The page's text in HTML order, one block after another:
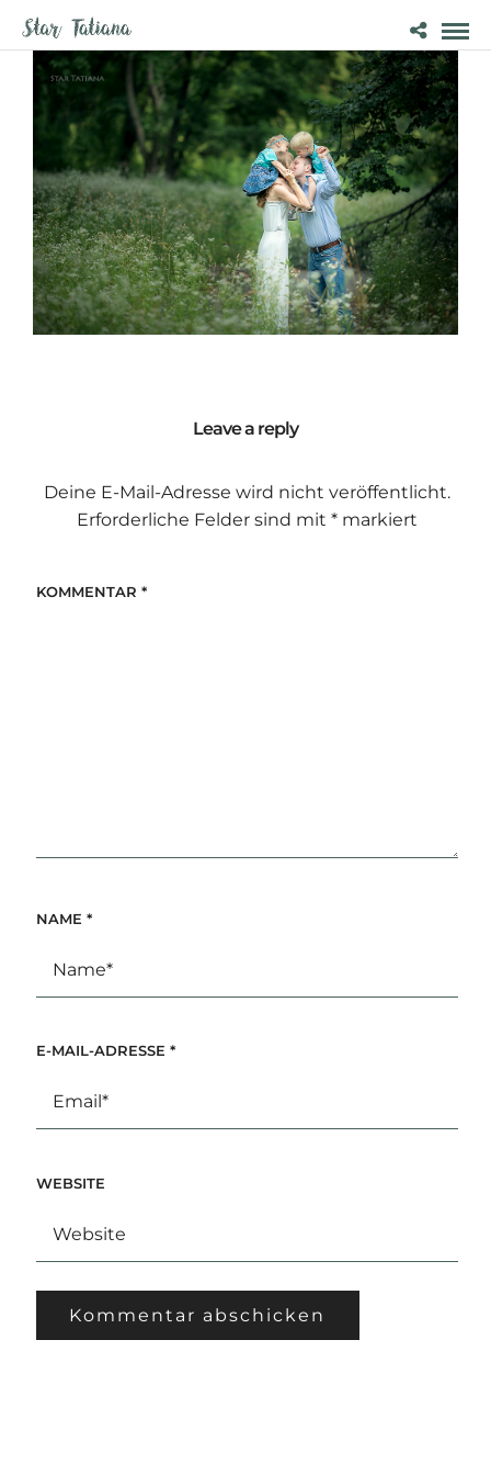
Leave a reply
Deine E-Mail-Adresse wird nicht veröffentlicht.
Erforderliche Felder sind mit *markiert
KOMMENTAR *
NAME *
E-MAIL-ADRESSE *
WEBSITE